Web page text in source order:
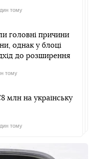
тому
головні причини
однак у блоці
до розширення
тому
млн на українську
тому